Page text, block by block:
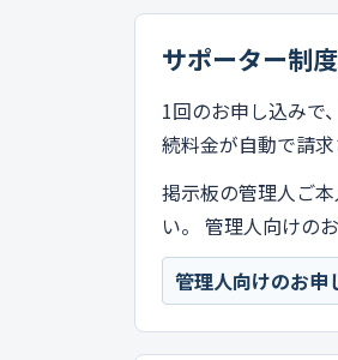
サポーター制
1回のお申し込みで
続料金が自動で請
掲示板の管理人ご
い。 管理人向けの
管理人向けのお申